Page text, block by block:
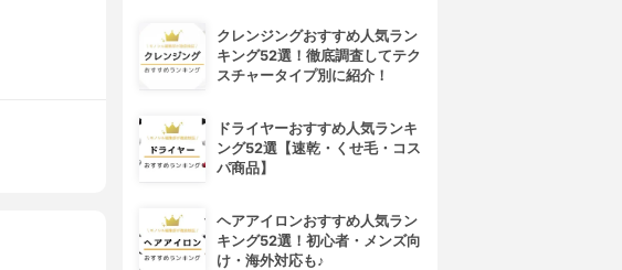
クレンジングおすすめ人気ラン
キング52選！徹底調査してテク
スチャータイプ別に紹介！
ドライヤーおすすめ人気ランキ
ング52選【速乾・くせ毛・コス
パ商品】
ヘアアイロンおすすめ人気ラン
キング52選！初心者・メンズ向
け・海外対応も♪